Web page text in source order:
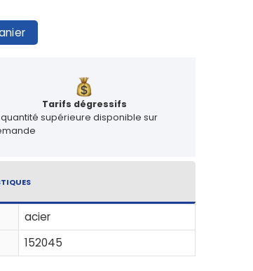
Tarifs dégressifs
supérieure disponible sur
acier
152045